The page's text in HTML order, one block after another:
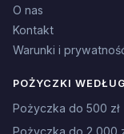
O nas
Kontakt
Warunki i
POŻYCZKI
Pożyczka do 500 zł
Pożyczka do 2 000